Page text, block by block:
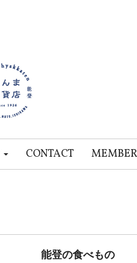
CONTACT
能登の食べもの